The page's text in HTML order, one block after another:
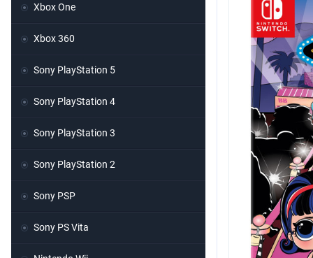
Xbox One
Xbox 360
Sony PlayStation 5
Sony PlayStation 4
Sony PlayStation 3
Sony PlayStation 2
Sony PSP
Sony PS Vita